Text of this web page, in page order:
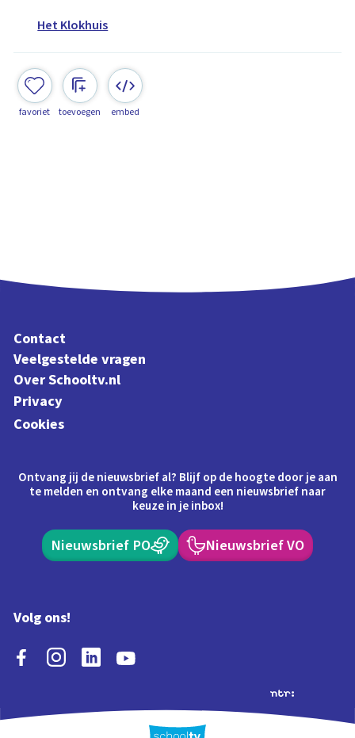
Het Klokhuis
favoriet toevoegen embed
Contact
Veelgestelde vragen
Over Schooltv.nl
Privacy
Cookies
Ontvang jij de nieuwsbrief al? Blijf op de hoogte door je aan
te melden en ontvang elke maand een nieuwsbrief naar
keuze in je inbox!
Nieuwsbrief PO Nieuwsbrief VO
Volg ons!